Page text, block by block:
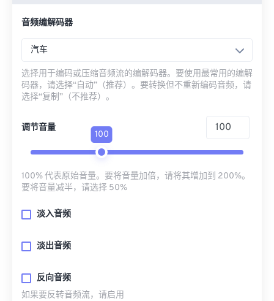
音频编解码器
汽车
选择用于编码或压缩音频流的编解码器。要使用最常用的编解
码器，请选择“自动”（推荐）。要转换但不重新编码音频，请
选择“复制”（不推荐）。
调节音量
100
100% 代表原始音量。要将音量加倍，请将其增加到 200%。
要将音量减半，请选择 50%
淡入音频
淡出音频
反向音频
如果要反转音频流，请启用